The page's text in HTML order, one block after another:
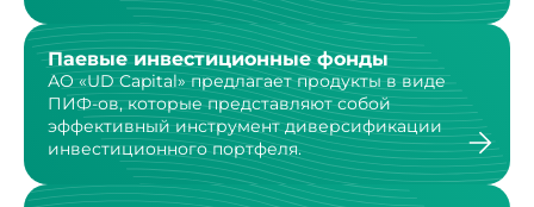
Паевые инвестиционные фонды
АО «UD Capital» предлагает продукты в виде
ПИФ-ов,которые представляют собой
эффективный инструментдиверсификации
инвестиционного портфеля.